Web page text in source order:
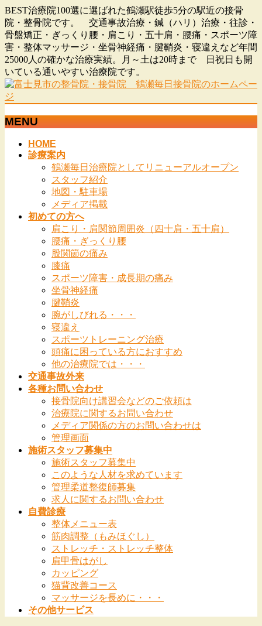
BEST治療院100選に選ばれた鶴瀬駅徒歩5分の駅近の接骨
院・整骨院です。 交通事故治療・鍼（ハリ）治療・往診・
骨盤矯正・ぎっくり腰・肩こり・五十肩・腰痛・スポーツ障
害・整体マッサージ・坐骨神経痛・腱鞘炎・寝違えなど年間
25000人の確かな治療実績。月～土は20時まで 日祝日も開
いている通いやすい治療院です。
MENU
HOME
診療案内
鶴瀬毎日治療院としてリニューアルオープン
スタッフ紹介
地図・駐車場
メディア掲載
初めての方へ
肩こり・肩関節周囲炎（四十肩・五十肩）
腰痛・ぎっくり腰
股関節の痛み
膝痛
スポーツ障害・成長期の痛み
坐骨神経痛
腱鞘炎
腕がしびれる・・・
寝違え
スポーツトレーニング治療
頭痛に困っている方におすすめ
他の治療院では・・・
交通事故外来
各種お問い合わせ
接骨院向け講習会などのご依頼は
治療院に関するお問い合わせ
メディア関係の方のお問い合わせは
管理画面
施術スタッフ募集中
施術スタッフ募集中
このような人材を求めています
管理柔道整復師募集
求人に関するお問い合わせ
自費診療
整体メニュー表
筋肉調整（もみほぐし）
ストレッチ・ストレッチ整体
肩甲骨はがし
カッピング
猫背改善コース
マッサージを長めに・・・
その他サービス